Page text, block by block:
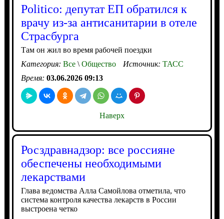
Politico: депутат ЕП обратился к
врачу из-за антисанитарии в отеле
Страсбурга
Там он жил во время рабочей поездки
Категория: Все\Общество Источник: ТАСС
Время: 03.06.2026 09:13
Наверх
Росздравнадзор: все россияне
обеспечены необходимыми
лекарствами
Глава ведомства Алла Самойлова отметила, что
система контроля качества лекарств в России
выстроена четко